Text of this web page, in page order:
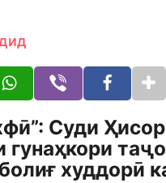
Суди
худдорӣ